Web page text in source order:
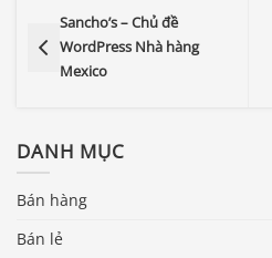
Sancho’s – Chủ đề
WordPress Nhà hàng
Mexico
DANH MỤC
Bán hàng
Bán lẻ